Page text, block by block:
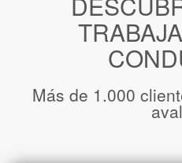
Más de 1.000